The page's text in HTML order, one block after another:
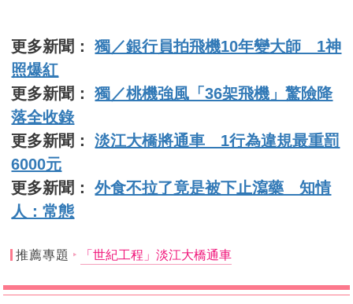
更多新聞：獨／銀行員拍飛機10年變大師 1神
照爆紅
更多新聞：獨／桃機強風「36架飛機」驚險降
落全收錄
更多新聞：淡江大橋將通車 1行為違規最重罰
6000元
更多新聞：外食不拉了竟是被下止瀉藥 知情
人：常態
推薦專題 「世紀工程」淡江大橋通車